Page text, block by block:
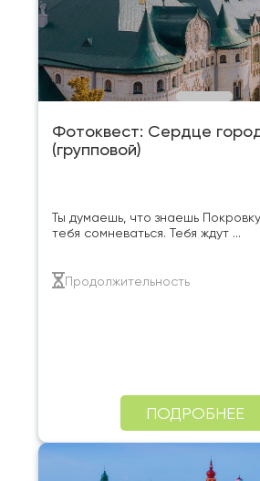
Фотоквест: Сердце
(групповой)
Ты думаешь, что знаешь
тебя сомневаться. Тебя ждут ...
Продолжительность
ПОДРОБНЕЕ